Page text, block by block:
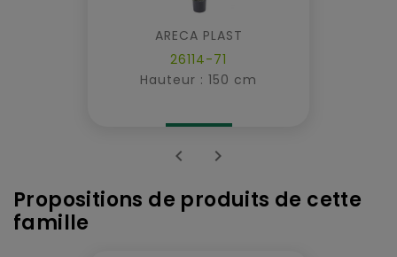
ARECA PLAST
26114-71
Hauteur : 150 cm
 
Propositions de produits de cette
famille